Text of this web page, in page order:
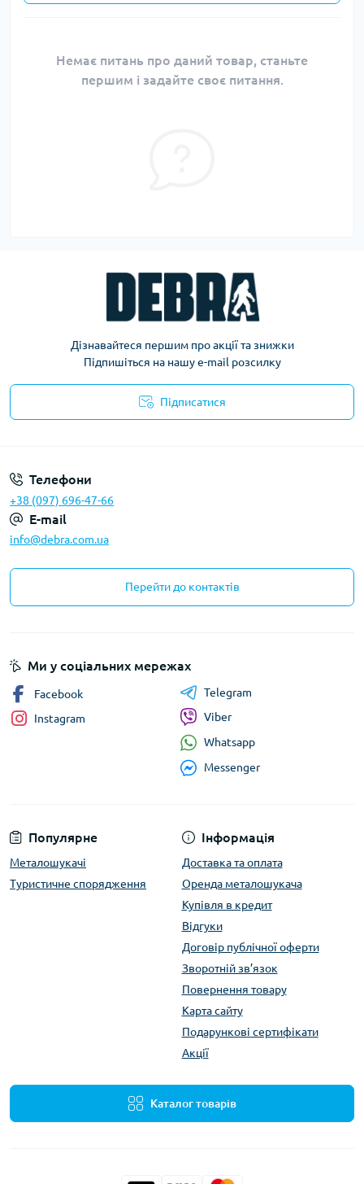
Немає питань про даний товар, станьте
першим і задайте своє питання.
Дізнавайтеся першим про акції та знижки
Підпишіться на нашу e-mail розсилку
Підписатися
Телефони
+38 (097) 696-47-66
E-mail
info@debra.com.ua
Перейти до контактів
Популярне
Металошукачі
Туристичне спорядження
Інформація
Доставка та оплата
Оренда металошукача
Купівля в кредит
Відгуки
Договір публічної оферти
Зворотній зв’язок
Повернення товару
Карта сайту
Подарункові сертифікати
Акції
Каталог товарів
Ми у соціальних мережах
Facebook
Instagram
Telegram
Viber
Whatsapp
Messenger